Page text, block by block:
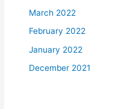
March 2022
February 2022
January 2022
December 2021